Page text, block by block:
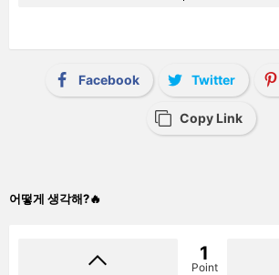
Facebook Twitter
Copy Link
어떻게 생각해?🔥
1
Point